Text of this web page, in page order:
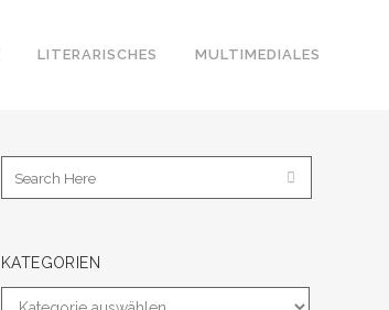
LITERARISCHES MULTIMEDIALES
KATEGORIEN